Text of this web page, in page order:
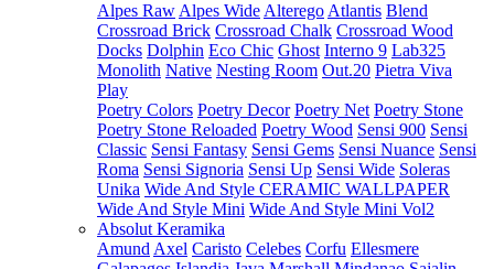
Alpes Raw Alpes Wide Alterego Atlantis Blend
Crossroad Brick Crossroad Chalk Crossroad Wood
Docks Dolphin Eco Chic Ghost Interno 9 Lab325
Monolith Native Nesting Room Out.20 Pietra Viva
Play
Poetry Colors Poetry Decor Poetry Net Poetry Stone
Poetry Stone Reloaded Poetry Wood Sensi 900 Sensi
Classic Sensi Fantasy Sensi Gems Sensi Nuance Sensi
Roma Sensi Signoria Sensi Up Sensi Wide Soleras
Unika Wide And Style CERAMIC WALLPAPER
Wide And Style Mini Wide And Style Mini Vol2
Absolut Keramika
Amund Axel Caristo Celebes Corfu Ellesmere